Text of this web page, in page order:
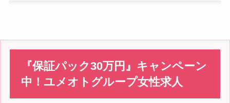
『保証パック30万円』キャンペーン
中！ユメオトグループ女性求人